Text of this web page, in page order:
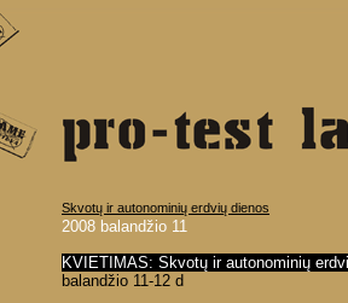
Skvotų ir autonominių erdvių dienos
2008 balandžio 11
KVIETIMAS: Skvotų ir autonominių
balandžio 11-12 d